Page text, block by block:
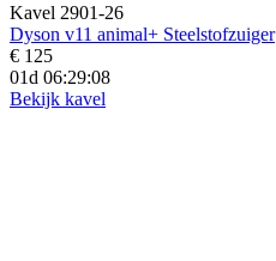
Kavel 2901-26
Dyson v11 animal+ Steelstofzuiger
€ 125
01d 06:29:07
Bekijk kavel